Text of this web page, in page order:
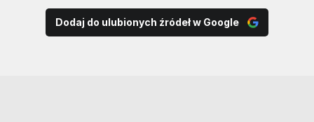
Dodaj do ulubionych źródeł w Google